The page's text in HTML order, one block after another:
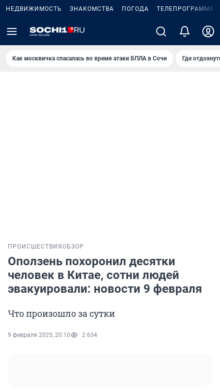
НЕДВИЖИМОСТЬ ЗНАКОМСТВА ПОГОДА ТЕЛЕПРОГРАММА
Как москвичка спасалась во время атаки БПЛА в Сочи Где
ПРОИСШЕСТВИЯ ОБЗОР
Оползень похоронил десятки
человек в Китае, сотни людей
эвакуировали: новости 9 февраля
Что произошло за сутки
9 февраля 2025, 20:10 2 634